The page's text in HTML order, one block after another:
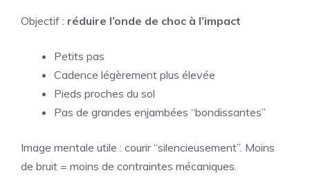
Objectif : réduire l’onde de choc à l’impact
Petits pas
Cadence légèrement plus élevée
Pieds proches du sol
Pas de grandes enjambées “bondissantes”
Image mentale utile : courir “silencieusement”. Moins
de bruit = moins de contraintes mécaniques.